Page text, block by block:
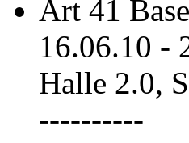
Art 41
16.06.10 -
Halle 2.0,
----------